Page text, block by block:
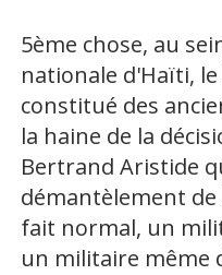
5ème chose, au
nationale d'Haïti,
constitué des
la haine de la
Bertrand Aristide
démantèlement
fait normal, un
un militaire même